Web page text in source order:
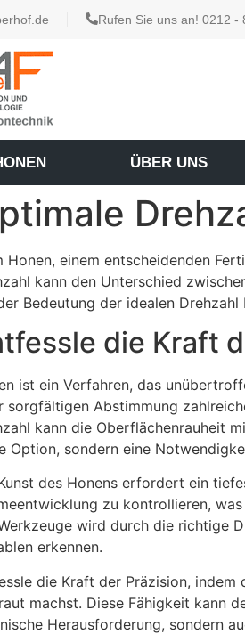
Rufen Sie uns an! 0212 -
ÜBER UNS
Honen, einem entscheidenden
kann den Unterschied
Bedeutung der idealen
die Kraft
ist ein Verfahren, das
sorgfältigen Abstimmung
kann die Oberflächenrauheit
Option, sondern eine
des Honens erfordert ein
zu kontrollieren,
wird durch die richtige
erkennen.
die Kraft der Präzision,
machst. Diese Fähigkeit kann
Herausforderung, sondern